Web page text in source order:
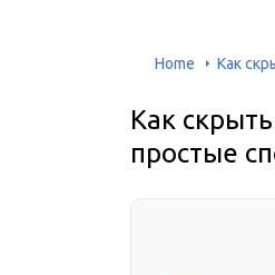
Home Как
Как
простые